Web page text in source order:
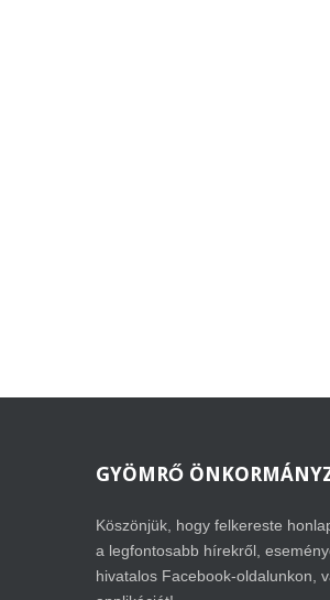
GYÖMRŐ
Köszönjük, hogy felkereste
a legfontosabb hírekről,
hivatalos Facebook-oldalunkon,